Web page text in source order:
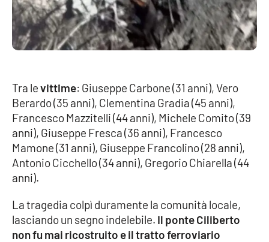
Tra levittime: Giuseppe Carbone (31 anni), Vero
Berardo (35 anni), Clementina Gradia (45 anni),
Francesco Mazzitelli (44 anni), Michele Comito (39
anni), Giuseppe Fresca (36 anni), Francesco
Mamone (31 anni), Giuseppe Francolino (28 anni),
Antonio Cicchello (34 anni), Gregorio Chiarella (44
anni).
La tragedia colpì duramente la comunità locale,
lasciando un segno indelebile. Il ponte Ciliberto
non fu mai ricostruito e il tratto ferroviario